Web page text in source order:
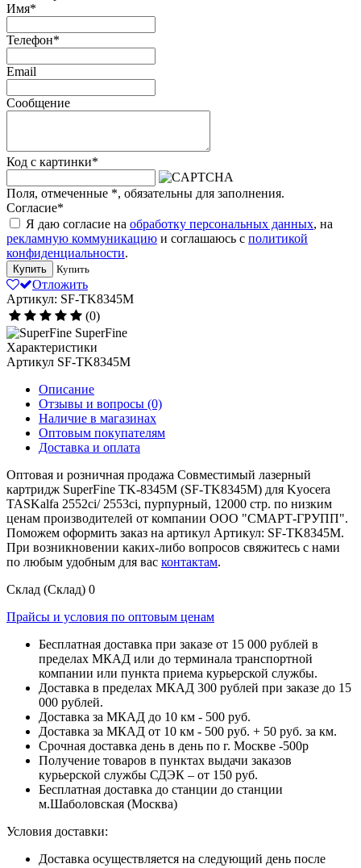
Имя*
Телефон*
Email
Сообщение
Код с картинки*
Поля, отмеченные *, обязательны для заполнения.
Согласие*
Я даю согласие на обработку персональных данных, на
рекламную коммуникацию и соглашаюсь с политикой
конфиденциальности.
Купить Купить
Отложить
Артикул: SF-TK8345M
(0)
SuperFine
Характеристики
Артикул SF-TK8345M
Описание
Отзывы и вопросы (0)
Наличие в магазинах
Оптовым покупателям
Доставка и оплата
Оптовая и розничная продажа Совместимый лазерный
картридж SuperFine TK-8345M (SF-TK8345M) для Kyocera
TASKalfa 2552ci/ 2553ci, пурпурный, 12000 стр. по низким
ценам производителей от компании ООО "СМАРТ-ГРУПП".
Поможем оформить заказ на артикул Артикул: SF-TK8345M.
При возникновении каких-либо вопросов свяжитесь с нами
по любым удобным для вас контактам.
Склад (Склад) 0
Прайсы и условия по оптовым ценам
Бесплатная доставка при заказе от 15 000 рублей в
пределах МКАД или до терминала транспортной
компании или пункта приема курьерской службы.
Доставка в пределах МКАД 300 рублей при заказе до 15
000 рублей.
Доставка за МКАД до 10 км - 500 руб.
Доставка за МКАД от 10 км - 500 руб. + 50 руб. за км.
Срочная доставка день в день по г. Москве -500р
Получение товаров в пунктах выдачи заказов
курьерской службы СДЭК – от 150 руб.
Бесплатная доставка до станции до станции
м.Шаболовская (Москва)
Условия доставки:
Доставка осуществляется на следующий день после